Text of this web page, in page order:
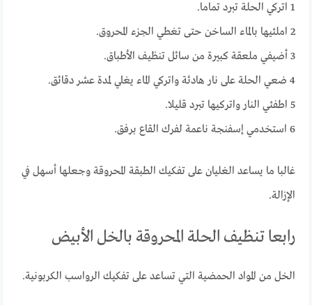
1 اتركي الحلة تبرد تماما.
2 املئيها بالماء الساخن حتى تغطي الجزء المحروق.
3 أضيفي ملعقة كبيرة من سائل تنظيف الأطباق.
4 ضعي الحلة على نار هادئة واتركي الماء يغلي لمدة عشر دقائق.
5 اطفئي النار واتركيها تبرد قليلا.
6 استخدمي إسفنجة ناعمة لفرك القاع برفق.
غالبا ما يساعد الغليان على تفكيك الطبقة المحروقة وجعلها أسهل في
الإزالة.
رابعا تنظيف الحلة المحروقة بالخل الأبيض
الخل من المواد الحمضية التي تساعد على تفكيك الرواسب الكربونية.